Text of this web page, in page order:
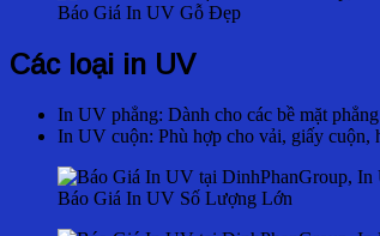
Báo Giá In UV Gỗ Đẹp
Các loại in UV
In UV phẳng: Dành cho các bề mặt
In UV cuộn: Phù hợp cho vải, giấy cuộn,
Báo Giá In UV Số Lượng Lớn